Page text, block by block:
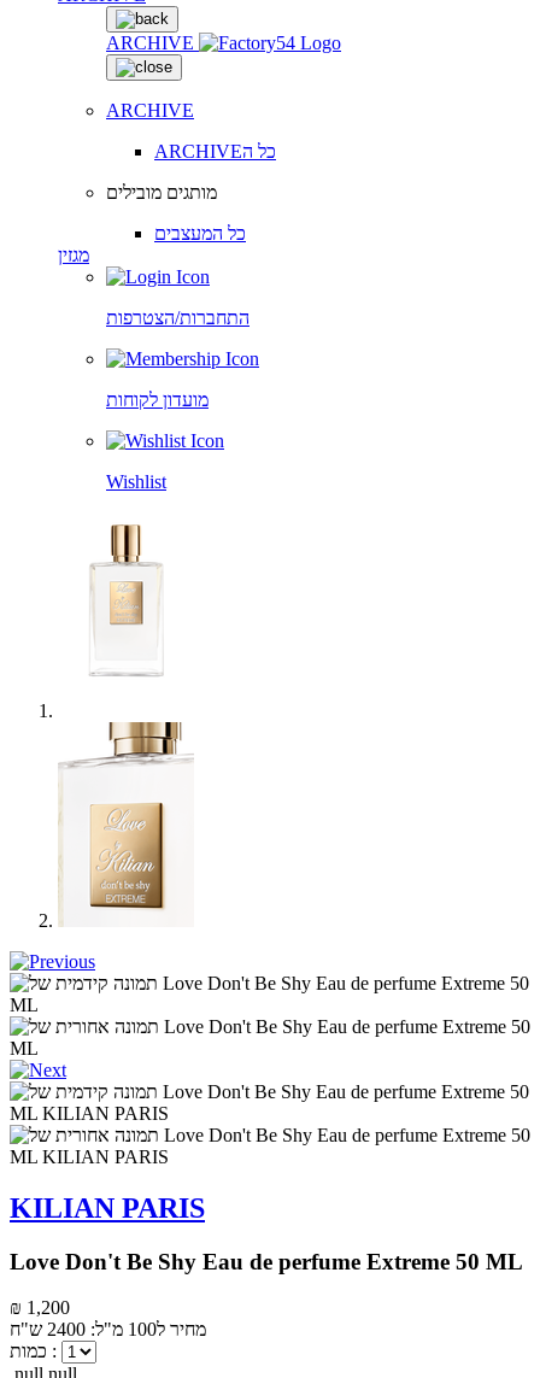
ARCHIVE
ARCHIVE
ARCHIVEכל ה
מותגים מובילים
כל המעצבים
מגזין
התחברות/הצטרפות
מועדון לקוחות
Wishlist
KILIAN PARIS
Love Don't Be Shy Eau de perfume Extreme 50 ML
₪ 1,200
מחיר ל100 מ"ל: 2400 ש"ח
כמות :